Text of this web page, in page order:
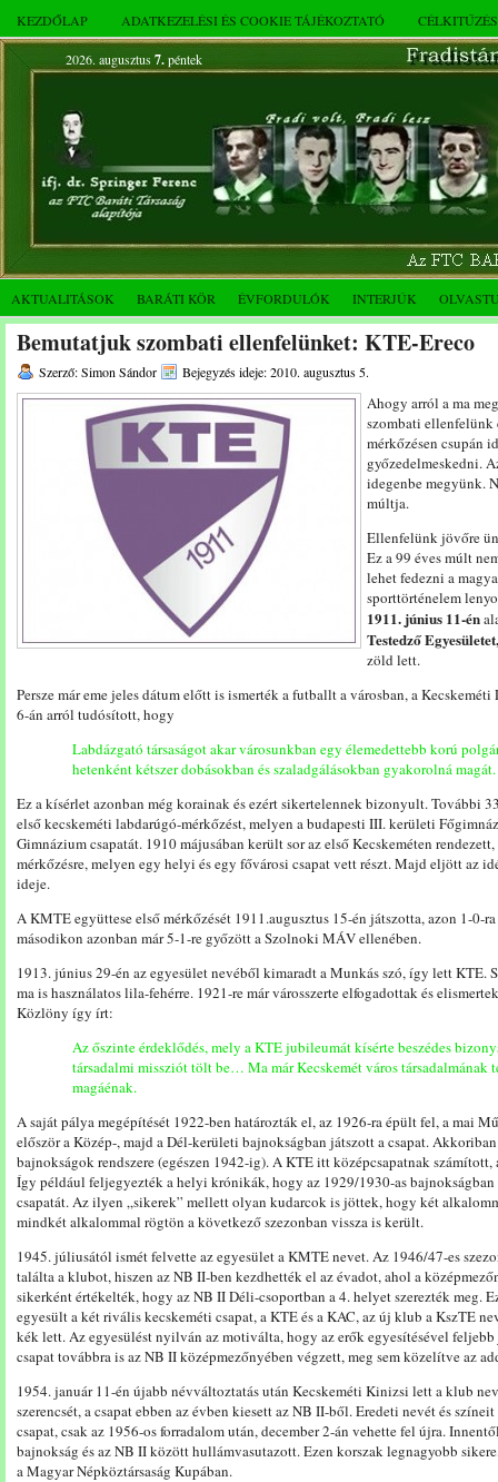
KEZDŐLAP ADATKEZELÉSI ÉS COOKIE TÁJÉKOZTATÓ
2026. augusztus 7.péntek
AKTUALITÁSOK BARÁTI KÖR ÉVFORDULÓK INTERJÚK
Bemutatjuk szombati ellenfelünket: KTE-Ereco
Szerző: Simon Sándor Bejegyzés ideje: 2010. augusztus 5.
Ahogy arról a ma
szombati
mérkőzésen csupán
győzedelmeskedni.
idegenbe megyünk.
múltja.
Ellenfelünk jövőre
Ez a 99 éves múlt
lehet fedezni a
sporttörténelem
1911. június 11-én
Testedző
zöld lett.
Persze már eme jeles dátum előtt is ismerték a futballt a városban, a
6-án arról tudósított, hogy
Labdázgató társaságot akar városunkban egy élemedettebb korú
hetenként kétszer dobásokban és szaladgálásokban gyakorolná magát.
Ez a kísérlet azonban még korainak és ezért sikertelennek bizonyult. További
első kecskeméti labdarúgó-mérkőzést, melyen a budapesti III. kerületi
Gimnázium csapatát. 1910 májusában került sor az első Kecskeméten
mérkőzésre, melyen egy helyi és egy fővárosi csapat vett részt. Majd eljött az
ideje.
A KMTE együttese első mérkőzését 1911.augusztus 15-én játszotta, azon 1-0-
másodikon azonban már 5-1-re győzött a Szolnoki MÁV ellenében.
1913. június 29-én az egyesület nevéből kimaradt a Munkás szó, így lett KTE.
ma is használatos lila-fehérre. 1921-re már városszerte elfogadottak és
Közlöny így írt:
Az őszinte érdeklődés, mely a KTE jubileumát kísérte beszédes
társadalmi missziót tölt be… Ma már Kecskemét város társadalmának
magáénak.
A saját pálya megépítését 1922-ben határozták el, az 1926-ra épült fel, a mai
először a Közép-, majd a Dél-kerületi bajnokságban játszott a csapat.
bajnokságok rendszere (egészen 1942-ig). A KTE itt középcsapatnak
Így például feljegyezték a helyi krónikák, hogy az 1929/1930-as
csapatát. Az ilyen „sikerek” mellett olyan kudarcok is jöttek, hogy két
mindkét alkalommal rögtön a következő szezonban vissza is került.
1945. júliusától ismét felvette az egyesület a KMTE nevet. Az 1946/47-es
találta a klubot, hiszen az NB II-ben kezdhették el az évadot, ahol a
sikerként értékelték, hogy az NB II Déli-csoportban a 4. helyet szerezték meg.
egyesült a két rivális kecskeméti csapat, a KTE és a KAC, az új klub a KszTE
kék lett. Az egyesülést nyilván az motiválta, hogy az erők egyesítésével feljebb
csapat továbbra is az NB II középmezőnyében végzett, meg sem közelítve az
1954. január 11-én újabb névváltoztatás után Kecskeméti Kinizsi lett a klub
szerencsét, a csapat ebben az évben kiesett az NB II-ből. Eredeti nevét és
csapat, csak az 1956-os forradalom után, december 2-án vehette fel újra.
bajnokság és az NB II között hullámvasutazott. Ezen korszak legnagyobb
a Magyar Népköztársaság Kupában.